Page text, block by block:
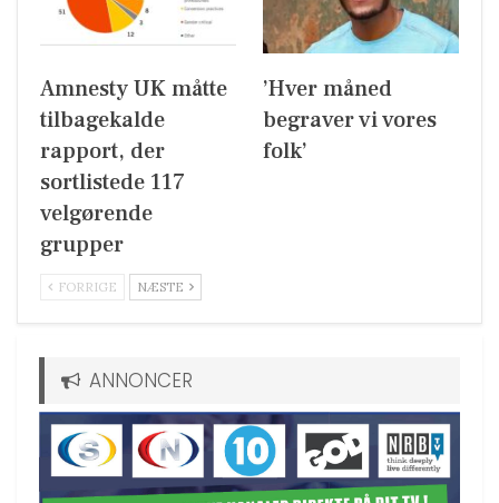
Amnesty UK måtte
tilbagekalde
rapport, der
sortlistede 117
velgørende
grupper
’Hver måned
begraver vi vores
folk’
FORRIGE NÆSTE
ANNONCER